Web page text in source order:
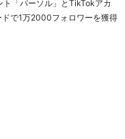
「パーソル」とTikTokアカ
で1万2000フォロワーを獲得